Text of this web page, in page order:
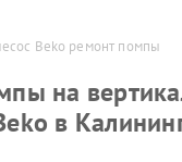
Beko ремонт помпы
на
в